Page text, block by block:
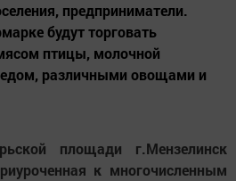
предприниматели.
будут торговать
птицы, молочной
различными овощами и
площади г.Мензелинск
к многочисленным